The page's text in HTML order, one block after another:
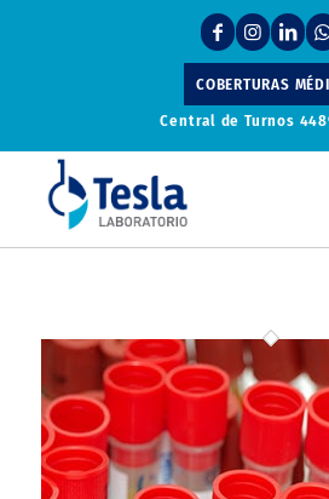
COBERTURAS
Central de Turnos